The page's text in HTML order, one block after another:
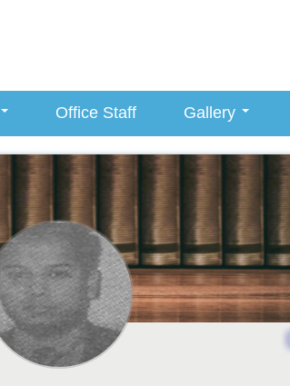
Office Staff Gallery